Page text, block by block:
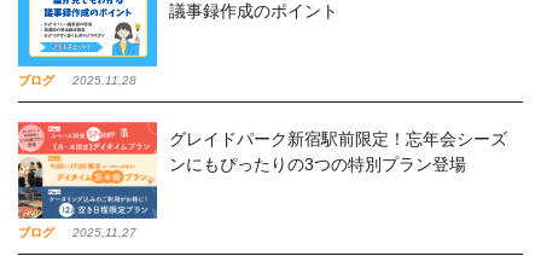
ブログ 2025,11,28
議事録作成のポイント
ブログ 2025,11,27
グレイドパーク新宿駅前限定！忘年会シーズ
ンにもぴったりの3つの特別プラン登場